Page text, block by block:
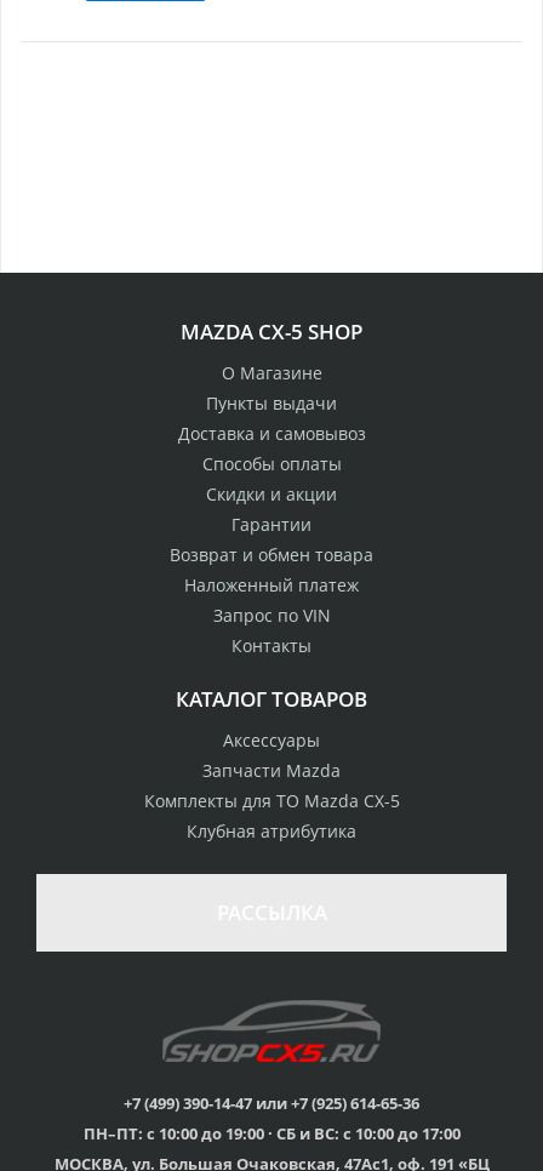
MAZDA CX-5 SHOP
О Магазине
Пункты выдачи
Доставка и самовывоз
Способы оплаты
Скидки и акции
Гарантии
Возврат и обмен товара
Наложенный платеж
Запрос по VIN
Контакты
КАТАЛОГ ТОВАРОВ
Аксессуары
Запчасти Mazda
Комплекты для ТО Mazda CX-5
Клубная атрибутика
+7 (499) 390-14-47 или +7 (925) 614-65-36
ПН–ПТ: с 10:00 до 19:00 · СБ и ВС: с 10:00 до 17:00
МОСКВА, ул. Большая Очаковская, 47Ас1, оф. 191 «БЦ